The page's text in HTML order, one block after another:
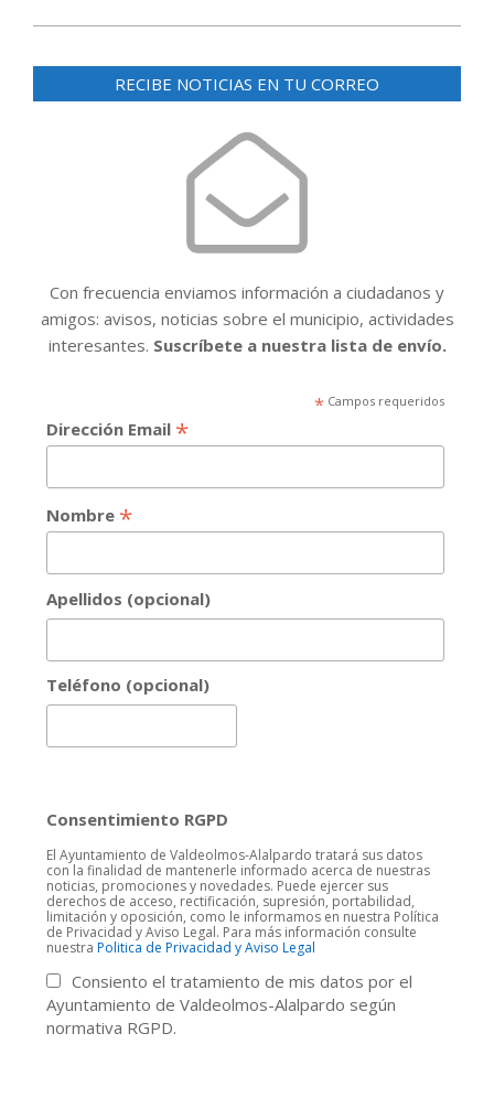
RECIBE NOTICIAS EN TU CORREO
Con frecuencia enviamos información a ciudadanos y
amigos: avisos, noticias sobre el municipio, actividades
interesantes. Suscríbete a nuestra lista de envío.
*Campos requeridos
Dirección Email *
Nombre *
Apellidos (opcional)
Teléfono (opcional)
Consentimiento RGPD
El Ayuntamiento de Valdeolmos-Alalpardo tratará sus datos
con la finalidad de mantenerle informado acerca de nuestras
noticias, promociones y novedades. Puede ejercer sus
derechos de acceso, rectificación, supresión, portabilidad,
limitación y oposición, como le informamos en nuestra Política
de Privacidad y Aviso Legal. Para más información consulte
nuestra Politica de Privacidad y Aviso Legal
Consiento el tratamiento de mis datos por el
Ayuntamiento de Valdeolmos-Alalpardo según
normativa RGPD.